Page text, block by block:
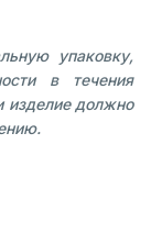
упаковку,
в течения
изделие должно